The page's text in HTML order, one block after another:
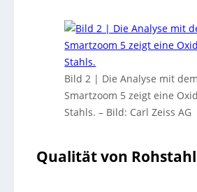
Bild 2 | Die Analyse mit dem
Smartzoom 5 zeigt eine
Stahls. – Bild: Carl Zeiss AG
Qualität von